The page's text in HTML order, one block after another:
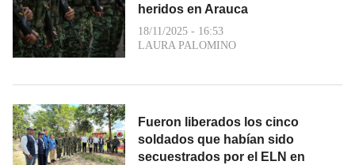
heridos en Arauca
18/11/2025 - 16:53
LAURA PALOMINO
Fueron liberados los cinco
soldados que habían sido
secuestrados por el ELN en